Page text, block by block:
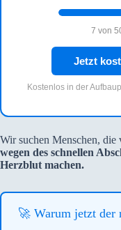
7 von
Jetzt
Kostenlos in der
Wir suchen Menschen,
wegen des schnellen
Herzblut machen.
🚀 Warum jetzt